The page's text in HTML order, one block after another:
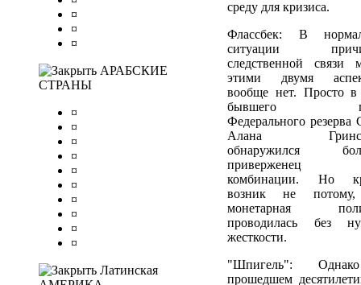
¤
¤
¤
АРАБСКИЕ
СТРАНЫ
¤
¤
¤
¤
¤
¤
¤
¤
¤
¤
Латинская
среду для кризиса.
Флассбек: В
ситуации
следственной связи
этими двумя
вообще нет. Просто в
бывшего
Федерального
Алана
обнаружился
приверженец
комбинации. Но
возник не
монетарная
проводилась без
жесткости.
"Шпигель":
прошедшем